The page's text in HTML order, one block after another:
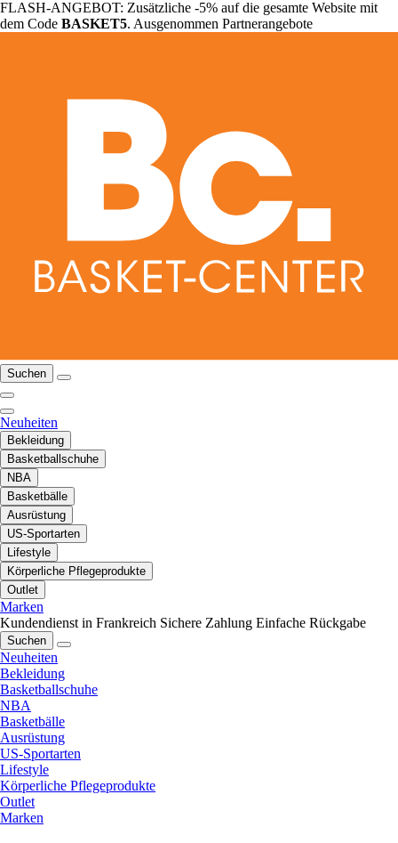
FLASH-ANGEBOT: Zusätzliche -5% auf die gesamte Website mit
dem Code BASKET5. Ausgenommen Partnerangebote
Suchen
Neuheiten
Bekleidung
Basketballschuhe
NBA
Basketbälle
Ausrüstung
US-Sportarten
Lifestyle
Körperliche Pflegeprodukte
Outlet
Marken
Kundendienst in Frankreich Sichere Zahlung Einfache Rückgabe
Suchen
Neuheiten
Bekleidung
Basketballschuhe
NBA
Basketbälle
Ausrüstung
US-Sportarten
Lifestyle
Körperliche Pflegeprodukte
Outlet
Marken